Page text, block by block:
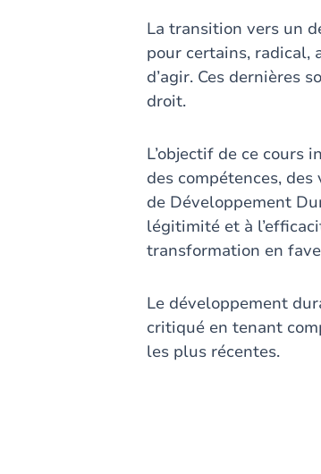
La transition vers un
pour certains, radical,
d’agir. Ces dernières
droit.
L’objectif de ce cours
des compétences,
de Développement
légitimité et à
transformation en
Le développement
critiqué en tenant
les plus récentes.